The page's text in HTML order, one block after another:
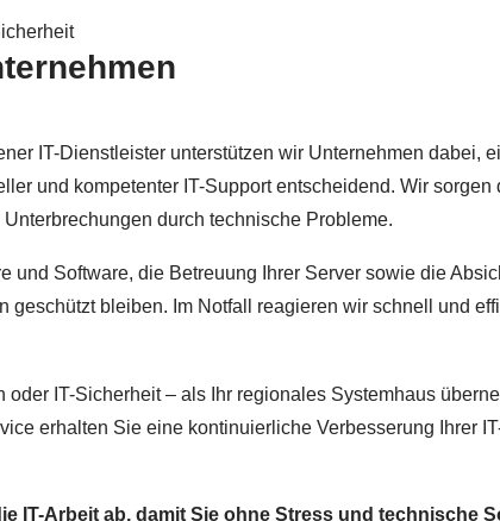
IT-Dienstleister unterstützen wir Unternehmen dabei,
und kompetenter IT-Support entscheidend. Wir
durch technische Probleme.
und Software, die Betreuung Ihrer Server sowie die
bleiben. Im Notfall reagieren wir schnell und
IT-Sicherheit – als Ihr regionales Systemhaus
erhalten Sie eine kontinuierliche Verbesserung Ihrer
IT-Arbeit ab, damit Sie ohne Stress und technische